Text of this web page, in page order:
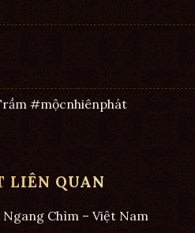
#mộcnhiênphát
LIÊN QUAN
Ngang Chìm – Việt Nam